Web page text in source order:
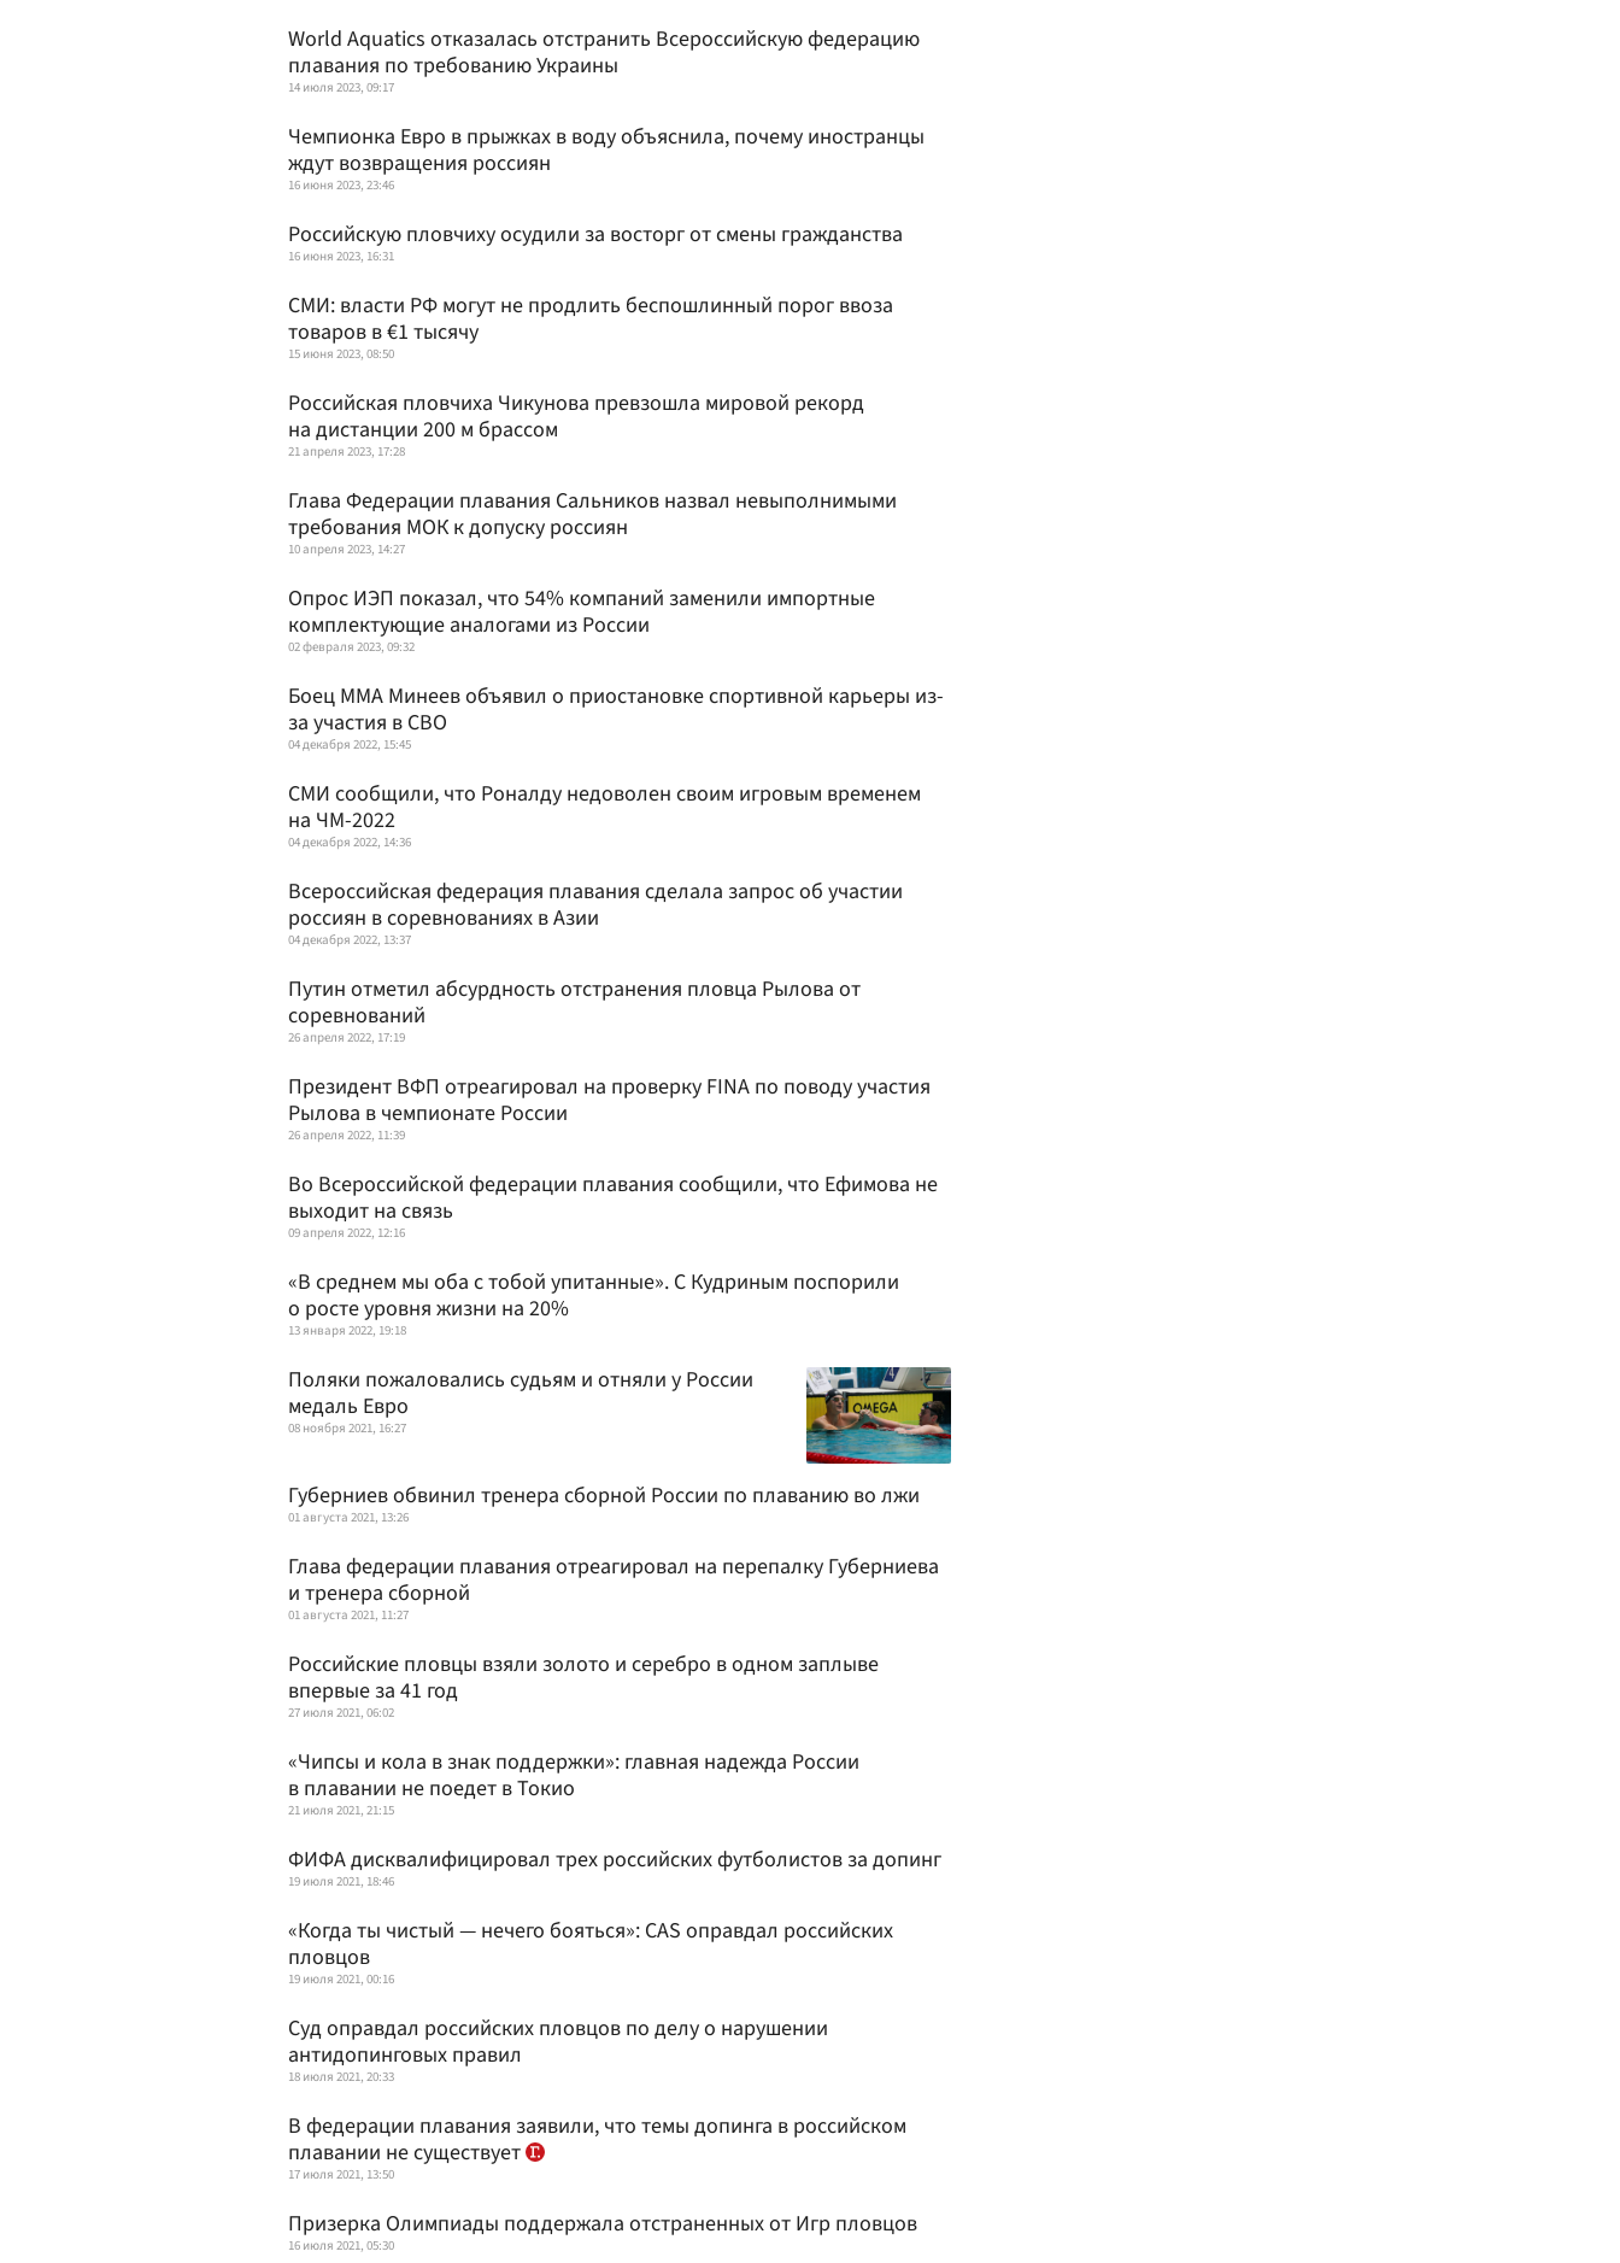
World Aquatics отказалась отстранить Всероссийскую федерацию
плавания по требованию Украины
14 июля 2023, 09:17
Чемпионка Евро в прыжках в воду объяснила, почему иностранцы
ждут возвращения россиян
16 июня 2023, 23:46
Российскую пловчиху осудили за восторг от смены гражданства
16 июня 2023, 16:31
СМИ: власти РФ могут не продлить беспошлинный порог ввоза
товаров в €1 тысячу
15 июня 2023, 08:50
Российская пловчиха Чикунова превзошла мировой рекорд
на дистанции 200 м брассом
21 апреля 2023, 17:28
Глава Федерации плавания Сальников назвал невыполнимыми
требования МОК к допуску россиян
10 апреля 2023, 14:27
Опрос ИЭП показал, что 54% компаний заменили импортные
комплектующие аналогами из России
02 февраля 2023, 09:32
Боец ММА Минеев объявил о приостановке спортивной карьеры из-
за участия в СВО
04 декабря 2022, 15:45
СМИ сообщили, что Роналду недоволен своим игровым временем
на ЧМ-2022
04 декабря 2022, 14:36
Всероссийская федерация плавания сделала запрос об участии
россиян в соревнованиях в Азии
04 декабря 2022, 13:37
Путин отметил абсурдность отстранения пловца Рылова от
соревнований
26 апреля 2022, 17:19
Президент ВФП отреагировал на проверку FINA по поводу участия
Рылова в чемпионате России
26 апреля 2022, 11:39
Во Всероссийской федерации плавания сообщили, что Ефимова не
выходит на связь
09 апреля 2022, 12:16
«В среднем мы оба с тобой упитанные». С Кудриным поспорили
о росте уровня жизни на 20%
13 января 2022, 19:18
Поляки пожаловались судьям и отняли у России
медаль Евро
08 ноября 2021, 16:27
Губерниев обвинил тренера сборной России по плаванию во лжи
01 августа 2021, 13:26
Глава федерации плавания отреагировал на перепалку Губерниева
и тренера сборной
01 августа 2021, 11:27
Российские пловцы взяли золото и серебро в одном заплыве
впервые за 41 год
27 июля 2021, 06:02
«Чипсы и кола в знак поддержки»: главная надежда России
в плавании не поедет в Токио
21 июля 2021, 21:15
ФИФА дисквалифицировал трех российских футболистов за допинг
19 июля 2021, 18:46
«Когда ты чистый — нечего бояться»: CAS оправдал российских
пловцов
19 июля 2021, 00:16
Суд оправдал российских пловцов по делу о нарушении
антидопинговых правил
18 июля 2021, 20:33
В федерации плавания заявили, что темы допинга в российском
плавании не существует
17 июля 2021, 13:50
Призерка Олимпиады поддержала отстраненных от Игр пловцов
16 июля 2021, 05:30